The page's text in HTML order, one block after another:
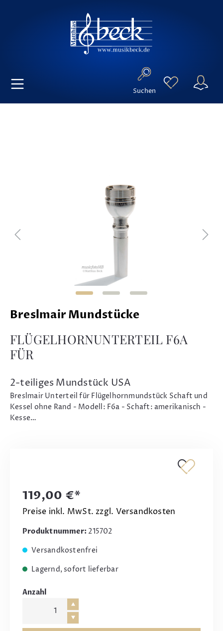
Suchen
Breslmair Mundstücke
FLÜGELHORNUNTERTEIL F6A
FÜR
2-teiliges Mundstück USA
Breslmair Unterteil für Flügelhornmundstück Schaft und
Kessel ohne Rand - Modell: F6a - Schaft: amerikanisch -
Kesse…
119,00 €*
Preise inkl. MwSt. zzgl. Versandkosten
Produktnummer: 215702
Versandkostenfrei
Lagernd, sofort lieferbar
Anzahl